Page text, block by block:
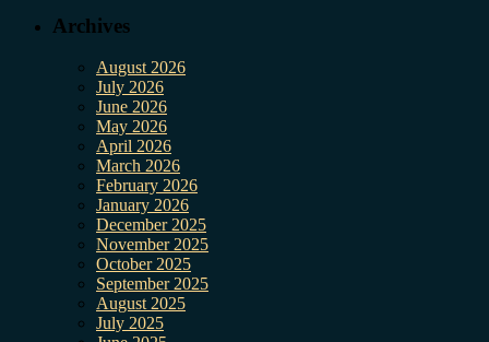
Archives
August 2026
July 2026
June 2026
May 2026
April 2026
March 2026
February 2026
January 2026
December 2025
November 2025
October 2025
September 2025
August 2025
July 2025